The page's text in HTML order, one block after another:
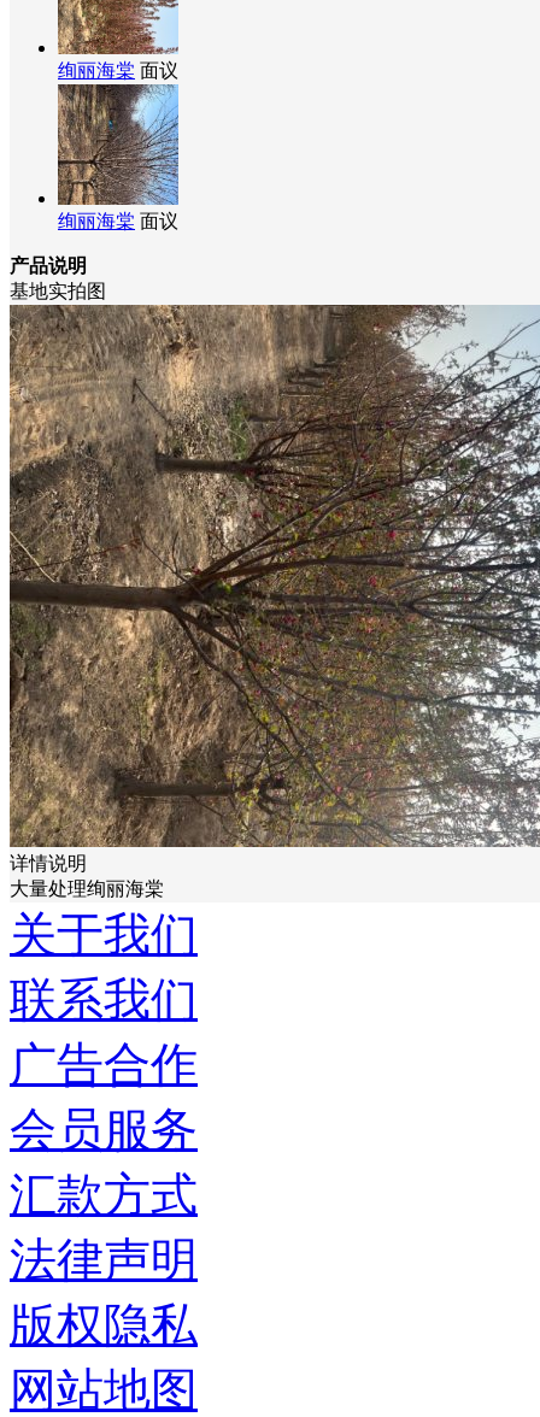
绚丽海棠 面议
绚丽海棠 面议
产品说明
基地实拍图
详情说明
大量处理绚丽海棠
关于我们
联系我们
广告合作
会员服务
汇款方式
法律声明
版权隐私
网站地图